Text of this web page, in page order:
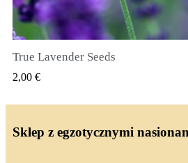
SZYBKI
True Lavender Seeds
2,00 €
Sklep z egzotycznymi